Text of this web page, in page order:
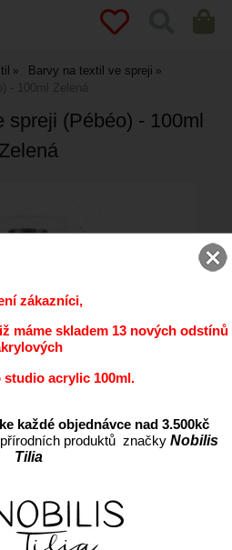
Barvy na textil ve spreji
- 100ml Zelená
spreji (Pébéo) - 100ml
Zelená
zákazníci,
máme skladem 13 nových odstínů
studio acrylic 100ml.
každé objednávce nad 3.500kč
produktů značky Nobilis
Tilia